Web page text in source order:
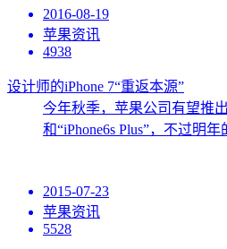
2016-08-19
苹果资讯
4938
设计师的iPhone 7“重返本源”
今年秋季，苹果公司有望推
和“iPhone6s Plus”，不过明
2015-07-23
苹果资讯
5528